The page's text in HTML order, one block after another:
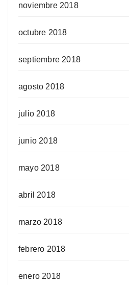
noviembre 2018
octubre 2018
septiembre 2018
agosto 2018
julio 2018
junio 2018
mayo 2018
abril 2018
marzo 2018
febrero 2018
enero 2018